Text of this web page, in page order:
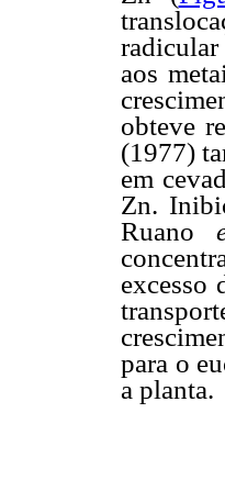
radicular
aos
obteve
(1977)
em
Zn.
Ruano
excesso
para o
a planta.